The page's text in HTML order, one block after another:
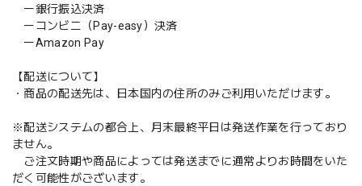
ー銀行振込決済
ーコンビニ（Pay-easy）決済
ーAmazon Pay
【配送について】
・商品の配送先は、日本国内の住所のみご利用いただけます。
※配送システムの都合上、月末最終平日は発送作業を行っており
ません。
ご注文時期や商品によっては発送までに通常よりお時間をいた
だく可能性がございます。